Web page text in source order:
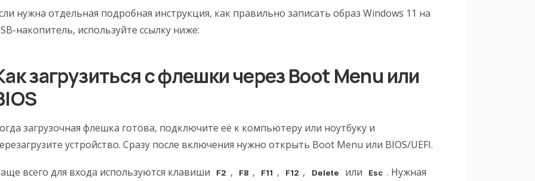
нужна отдельная подробная инструкция, как правильно записать образ Windows 11 на
накопитель, используйте ссылку ниже:
загрузиться с флешки через Boot Menu или
загрузочная флешка готова, подключите её к компьютеру или ноутбуку и
устройство. Сразу после включения нужно открыть Boot Menu или BIOS/UEFI.
всего для входа используются клавиши F2 , F8 , F11 , F12 , Delete или Esc . Нужная